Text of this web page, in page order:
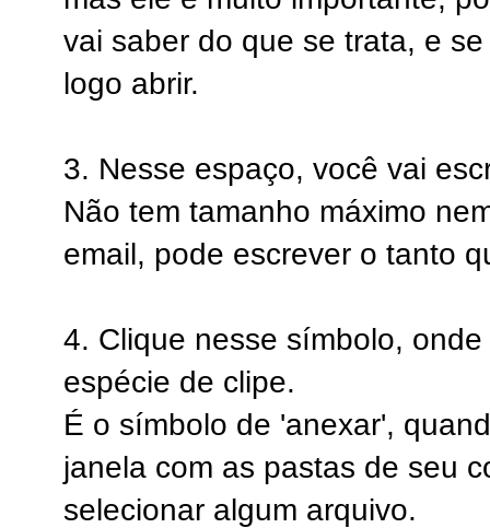
vai saber do que se trata, e
logo abrir.
3. Nesse espaço, você vai
Não tem tamanho máximo
email, pode escrever o tanto
4. Clique nesse símbolo,
espécie de clipe.
É o símbolo de 'anexar',
janela com as pastas de seu
selecionar algum arquivo.